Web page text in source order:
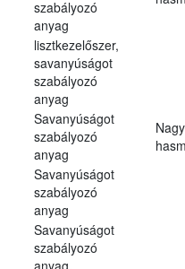
szabályozó
anyag
lisztkezelőszer,
savanyúságot
szabályozó
anyag
Savanyúságot
szabályozó
anyag
Savanyúságot
szabályozó
anyag
Savanyúságot
szabályozó
anyag,